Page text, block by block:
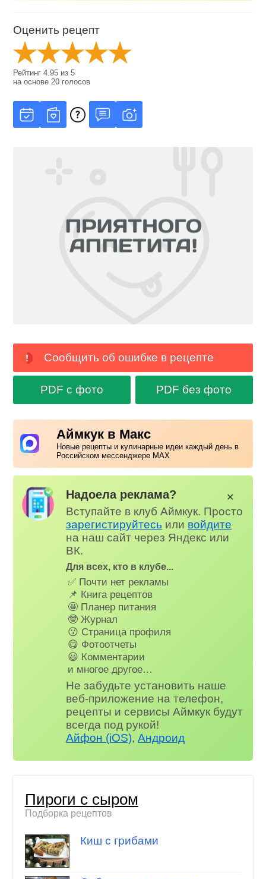
Оценить рецепт
Рейтинг4.95 из5
на основе 20 голосов
Сообщить об ошибке в рецепте
PDF с фото PDF без фото
Аймкук в Макс
Новые рецепты и кулинарные идеи каждый день в
Российском мессенджере MAX
Надоела реклама?
Вступайте в клуб Аймкук. Просто
зарегистируйтесь или войдите
на наш сайт через Яндекс или
ВК.
Для всех, кто в клубе...
✅ Почти нет рекламы
📌 Книга рецептов
🤩 Планер питания
🤓 Журнал
😗 Страница профиля
😋 Фотоотчеты
😃 Комментарии
и многое другое…
Не забудьте установить наше
веб-приложение на телефон,
рецепты и сервисы Аймкук будут
всегда под рукой!
Айфон (iOS),Андроид
✕
Пироги с сыром
Подборка рецептов
Киш с грибами